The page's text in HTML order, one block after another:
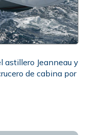
astillero Jeanneau y
de cabina por